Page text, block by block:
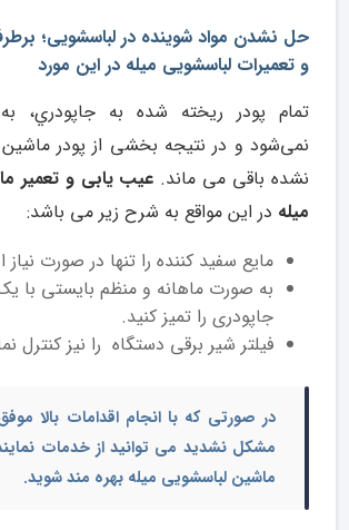
حل نشدن مواد شوینده در لباسشویی؛
و تعمیرات لباسشویی میله در این مورد
ﺗﻤﺎم ﭘﻮدر رﯾﺨﺘﻪ ﺷﺪه ﺑﻪ ﺟﺎﭘﻮدري،
نمی‌شود و در نتیجه بخشی از پودر
نشده باقی می ماند. عیب یابی و تعمیر
میله در این مواقع به شرح زیر می باشد:
مایع سفید کننده را تنها در صورت نیاز
به صورت ماهانه و منظم بایستی با
جاپودری را تمیز کنید.
فیلتر شیر برقی دستگاه را نیز کنترل
در صورتی که با انجام اقدامات بالا
مشکل نشدید می توانید از خدمات
ماشین لباسشویی میله بهره مند شوید.